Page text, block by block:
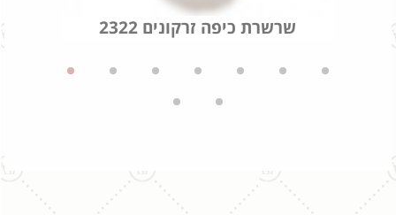
שרשרת כיפה זרקונים 2322